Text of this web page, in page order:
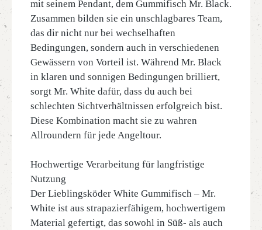
mit seinem Pendant, dem Gummifisch Mr. Black.
Zusammen bilden sie ein unschlagbares Team,
das dir nicht nur bei wechselhaften
Bedingungen, sondern auch in verschiedenen
Gewässern von Vorteil ist. Während Mr. Black
in klaren und sonnigen Bedingungen brilliert,
sorgt Mr. White dafür, dass du auch bei
schlechten Sichtverhältnissen erfolgreich bist.
Diese Kombination macht sie zu wahren
Allroundern für jede Angeltour.
Hochwertige Verarbeitung für langfristige
Nutzung
Der Lieblingsköder White Gummifisch – Mr.
White ist aus strapazierfähigem, hochwertigem
Material gefertigt, das sowohl in Süß- als auch